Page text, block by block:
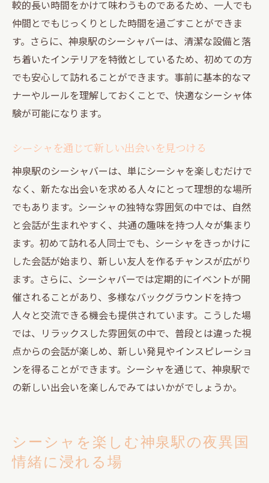
音楽と共に楽しむ神泉駅のシーシャ体験
神泉駅のシーシャバーと音楽のコラボレー
ション
シーシャを吸いながら楽しむ神泉駅の音楽
神泉駅のシーシャ体験で心身リフレッシュする
方法
シーシャを通じた神泉駅でのリラクゼーシ
神泉駅のシーシャで心身のバランスを整え
る
神泉駅でのシーシャ体験がもたらす癒し効
リフレッシュのための神泉駅シーシャ活用
術
心身を和らげる神泉駅のシーシャと時間の
使い方
神泉駅でのシーシャ体験がもたらす健康効
果
較的長い時間をかけて味わうものであるため、一人でも
仲間とでもじっくりとした時間を過ごすことができま
す。さらに、神泉駅のシーシャバーは、清潔な設備と落
ち着いたインテリアを特徴としているため、初めての方
でも安心して訪れることができます。事前に基本的なマ
ナーやルールを理解しておくことで、快適なシーシャ体
験が可能になります。
シーシャを通じて新しい出会いを見つける
神泉駅のシーシャバーは、単にシーシャを楽しむだけで
なく、新たな出会いを求める人々にとって理想的な場所
でもあります。シーシャの独特な雰囲気の中では、自然
と会話が生まれやすく、共通の趣味を持つ人々が集まり
ます。初めて訪れる人同士でも、シーシャをきっかけに
した会話が始まり、新しい友人を作るチャンスが広がり
ます。さらに、シーシャバーでは定期的にイベントが開
催されることがあり、多様なバックグラウンドを持つ
人々と交流できる機会も提供されています。こうした場
では、リラックスした雰囲気の中で、普段とは違った視
点からの会話が楽しめ、新しい発見やインスピレーショ
ンを得ることができます。シーシャを通じて、神泉駅で
の新しい出会いを楽しんでみてはいかがでしょうか。
シーシャを楽しむ神泉駅の夜異国
情緒に浸れる場